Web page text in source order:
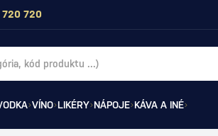
720 720
VÍNO LIKÉRY NÁPOJE KÁVA A INÉ